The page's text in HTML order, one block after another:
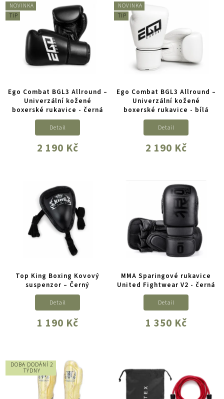
NOVINKA
TIP
Ego Combat BGL3 Allround –
Univerzální kožené
boxerské rukavice - černá
2 190 Kč
Detail
NOVINKA
TIP
Ego Combat BGL3 Allround –
Univerzální kožené
boxerské rukavice - bílá
2 190 Kč
Detail
Top King Boxing Kovový
suspenzor – Černý
1 190 Kč
Detail
MMA Sparingové rukavice
United Fightwear V2 - černá
1 350 Kč
Detail
DOBA DODÁNÍ 2
TÝDNY